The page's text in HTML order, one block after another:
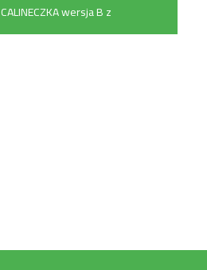
CALINECZKA wersja B z
kalenicą prostopadłą do